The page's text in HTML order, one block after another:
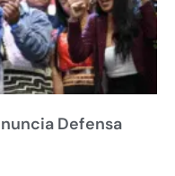
Defensa